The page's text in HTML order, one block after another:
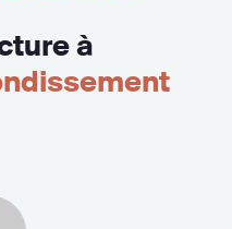
à